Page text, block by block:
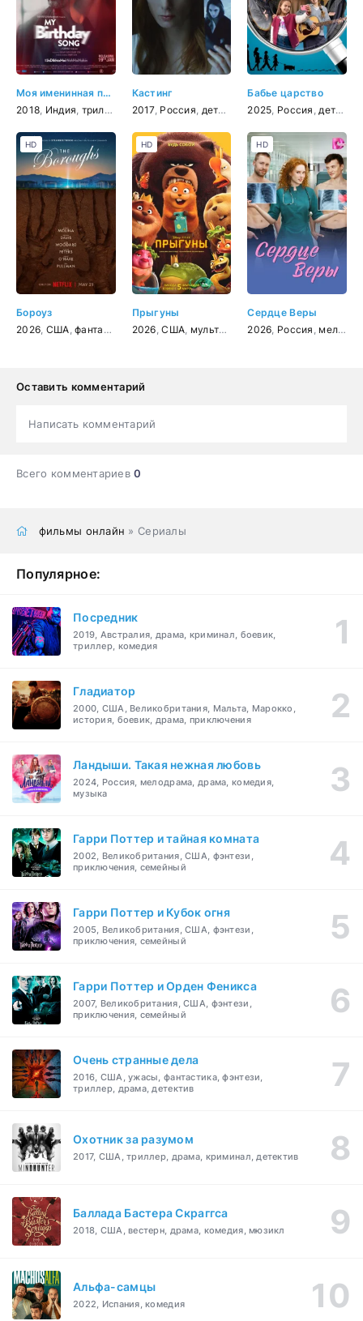
Моя именинная песнь
2018 Индия триллер
Кастинг
2017, Россия детектив
Бабье царство
2025 Россия детектив
Бороуз
2026 США ,фантастика ,фэнтези,драма,детектив,приключения
HD
Прыгуны
2026 ,США мультфильм ,фантастика комедия
HD
Сердце Веры
2026 Россия мелодрама
HD
Оставить комментарий
Написать комментарий
Всего комментариев0
фильмы онлайн » Сериалы
Популярное:
Посредник
2019, Австралия, драма, криминал, боевик,
триллер, комедия
Гладиатор
2000, США, Великобритания, Мальта, Марокко,
история, боевик, драма, приключения
Ландыши. Такая нежная любовь
2024, Россия, мелодрама, драма, комедия,
музыка
Гарри Поттер и тайная комната
2002, Великобритания, США, фэнтези,
приключения, семейный
Гарри Поттер и Кубок огня
2005, Великобритания, США, фэнтези,
приключения, семейный
Гарри Поттер и Орден Феникса
2007, Великобритания, США, фэнтези,
приключения, семейный
Очень странные дела
2016, США, ужасы, фантастика, фэнтези,
триллер, драма, детектив
Охотник за разумом
2017, США, триллер, драма, криминал, детектив
Баллада Бастера Скраггса
2018, США, вестерн, драма, комедия, мюзикл
Альфа-самцы
2022, Испания, комедия